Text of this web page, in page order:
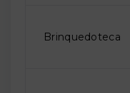
Brinquedoteca